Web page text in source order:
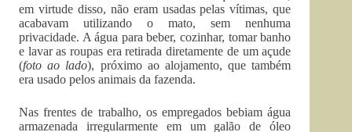
em virtude disso, não eram usadas pelas vítimas, que
acabavam utilizando o mato, sem nenhuma
privacidade. A água para beber, cozinhar, tomar banho
e lavar as roupas era retirada diretamente de um açude
(foto ao lado), próximo ao alojamento, que também
era usado pelos animais da fazenda.
Nas frentes de trabalho, os empregados bebiam água
armazenada irregularmente em um galão de óleo